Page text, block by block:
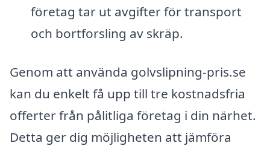
företag tar ut avgifter för transport
och bortforsling av skräp.
Genom att använda golvslipning-pris.se
kan du enkelt få upp till tre kostnadsfria
offerter från pålitliga företag i din närhet.
Detta ger dig möjligheten att jämföra